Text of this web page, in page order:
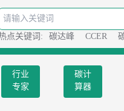
点关键词:
碳达峰 CCER
行业
专家
碳计
算器